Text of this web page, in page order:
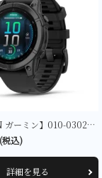
【GARMIN ガーミン】010-03025-12 fenix E 47mm Slate Gray Steel / Black
込)
詳細を見る